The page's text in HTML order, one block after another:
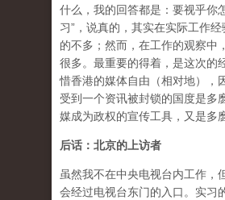
什么，我的回答都是：要视乎你
习”，说真的，其实在实际工作
的不多；然而，在工作的观察中
很多。最重要的得着，是这次的
惜香港的媒体自由（相对地），
受到一个资讯被封锁的国度是多
媒成为政权的宣传工具，又是多
后话：北京的上访者
虽然我不在中央电视台内工作，
会经过电视台东门的入口。实习